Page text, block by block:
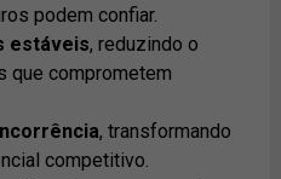
podem confiar.
estáveis, reduzindo o
que comprometem
, transformando
competitivo.